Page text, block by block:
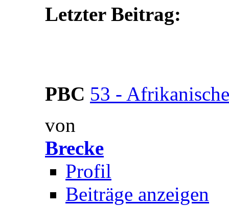
Letzter Beitrag:
PBC 53 -
von
Brecke
Profil
Beiträge anzeigen